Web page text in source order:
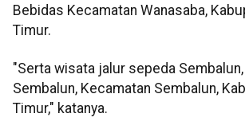
Bebidas Kecamatan Wanasaba,
Timur.
"Serta wisata jalur sepeda
Sembalun, Kecamatan Sembalun,
Timur," katanya.